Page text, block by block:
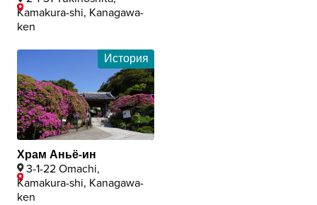
Kamakura-shi, Kanagawa-
ken
История
Храм Аньё-ин
3-1-22 Omachi,
Kamakura-shi, Kanagawa-
ken